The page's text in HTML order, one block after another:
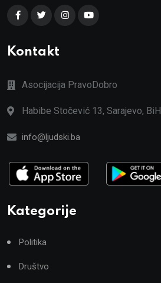
Kontakt
Asocijacija PravoDobro
Habibe Stočević 13, Sarajevo, BiH
info@ljudski.ba
Kategorije
Politika
Društvo